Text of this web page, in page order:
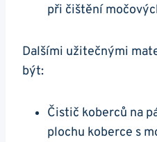
při čištění
Dalšími užitečnými
být:
Čistič koberců na
plochu koberce s